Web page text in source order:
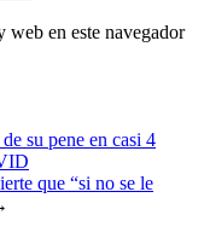
en este navegador
su pene en casi 4
que “si no se le